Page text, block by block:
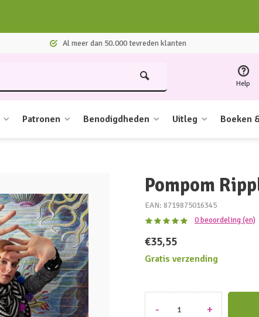
Al meer dan 50.000 tevreden klanten
Help
Patronen Benodigdheden Uitleg Boeken
Pompom
EAN: 8719875016345
0 beoordeling (en)
€35,55
Gratis verzending
- +